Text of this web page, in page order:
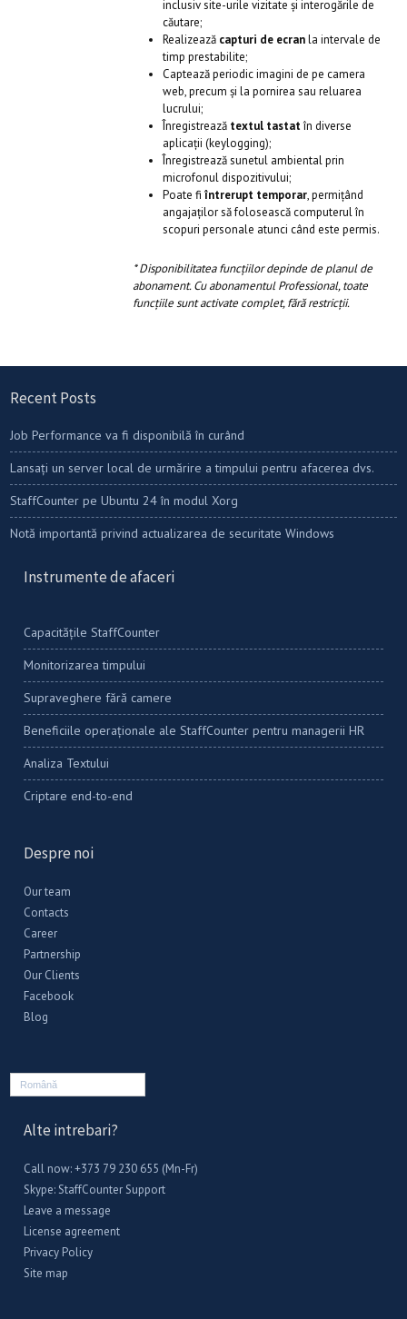
inclusiv site-urile vizitate și interogările de
căutare;
Realizează capturi de ecranla intervale de
timp prestabilite;
Captează periodic imagini de pe camera
web, precum și la pornirea sau reluarea
lucrului;
Înregistrează textul tastatîn diverse
aplicații (keylogging);
Înregistrează sunetul ambiental prin
microfonul dispozitivului;
Poate fi întrerupt temporar, permițând
angajaților să folosească computerul în
scopuri personale atunci când este permis.
* Disponibilitatea funcțiilor depinde de planul de
abonament. Cu abonamentul Professional, toate
funcțiile sunt activate complet, fără restricții.
Recent Posts
Job Performance va fi disponibilă în curând
Lansați un server local de urmărire a timpului pentru afacerea dvs.
StaffCounter pe Ubuntu 24 în modul Xorg
Notă importantă privind actualizarea de securitate Windows
Instrumente de afaceri
Capacitățile StaffCounter
Monitorizarea timpului
Supraveghere fără camere
Beneficiile operaționale ale StaffCounter pentru managerii HR
Analiza Textului
Criptare end-to-end
Despre noi
Our team
Contacts
Career
Partnership
Our Clients
Facebook
Blog
Română
Alte intrebari?
Call now: +373 79 230 655 (Mn-Fr)
Skype:StaffCounter Support
Leave a message
License agreement
Privacy Policy
Site map